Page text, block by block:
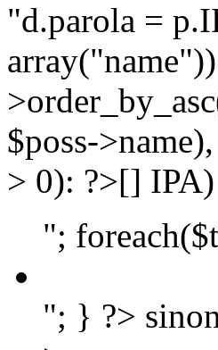
"d.parola =
$poss-
> 0): ?>[]
";
"; } ?>